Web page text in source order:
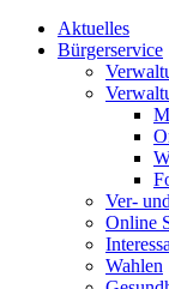
Aktuelles
Bürgerservice
Ver-
Online
Wahlen